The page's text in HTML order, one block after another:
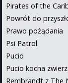
Pirates of the
Powrót do
Prawo pożądania
Psi Patrol
Pucio
Pucio kocha
Rembrandt z The